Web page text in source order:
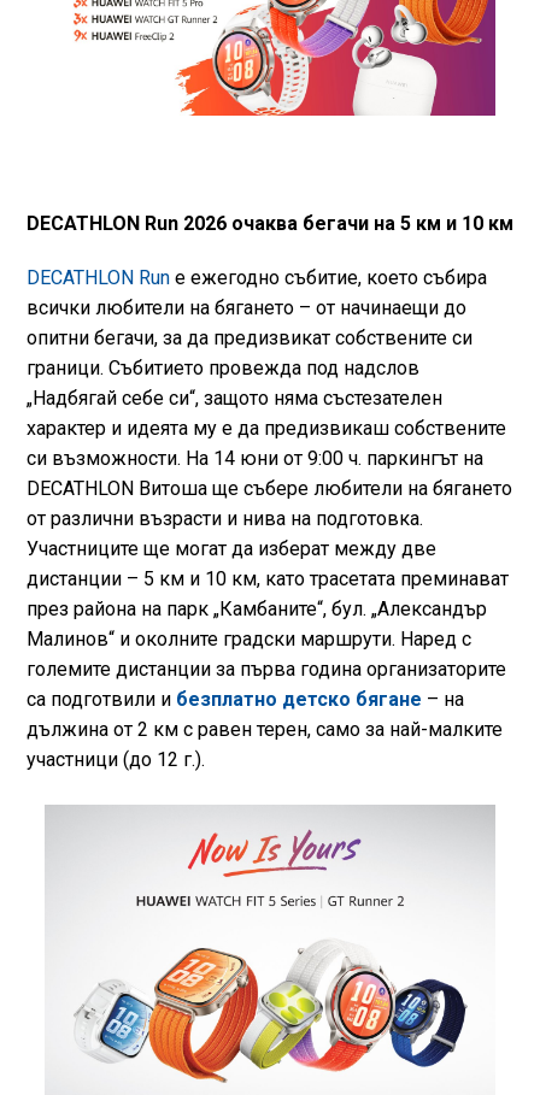
DECATHLON Run 2026 очаква бегачи на 5 км и 10 км
DECATHLON Runе ежегодно събитие, което събира
всички любители на бягането – от начинаещи до
опитни бегачи, за да предизвикат собствените си
граници. Събитието провежда под надслов
„Надбягай себе си“, защото няма състезателен
характер и идеята му е да предизвикаш собствените
си възможности. На 14 юни от 9:00 ч. паркингът на
DECATHLON Витоша ще събере любители на бягането
от различни възрасти и нива на подготовка.
Участниците ще могат да изберат между две
дистанции – 5 км и 10 км, като трасетата преминават
през района на парк „Камбаните“, бул. „Александър
Малинов“ и околните градски маршрути. Наред с
големите дистанции за първа година организаторите
са подготвили и безплатно детско бягане – на
дължина от 2 км с равен терен, само за най-малките
участници (до 12 г.).